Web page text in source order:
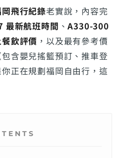
飛行紀錄老實說，內容完
新航班時間 、A330-300
飲評價 ，以及最有參考價
包含嬰兒搖籃預訂、推車登
正在規劃福岡自由行，這